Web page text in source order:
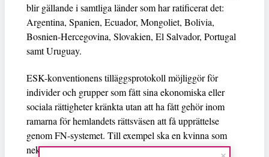
blir gällande i samtliga länder som har ratificerat det:
Argentina, Spanien, Ecuador, Mongoliet, Bolivia,
Bosnien-Hercegovina, Slovakien, El Salvador, Portugal
samt Uruguay.
ESK-konventionens tilläggsprotokoll möjliggör för
individer och grupper som fått sina ekonomiska eller
sociala rättigheter kränkta utan att ha fått gehör inom
ramarna för hemlandets rättsväsen att få upprättelse
genom FN-systemet. Till exempel ska en kvinna som
nekats akut förlossningsvård på grund av att hon inte